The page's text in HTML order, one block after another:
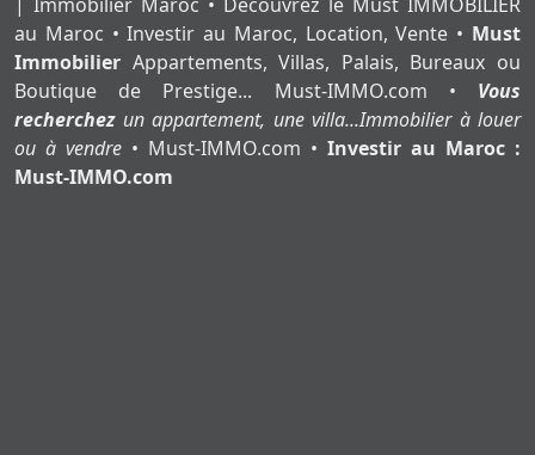
au Maroc • Investir au Maroc, Location, Vente • Must
Immobilier Appartements, Villas, Palais, Bureaux ou
Boutique de Prestige... Must-IMMO.com • Vous
recherchez un appartement, une villa...Immobilier à louer
ou à vendre • Must-IMMO.com • Investir au Maroc :
Must-IMMO.com